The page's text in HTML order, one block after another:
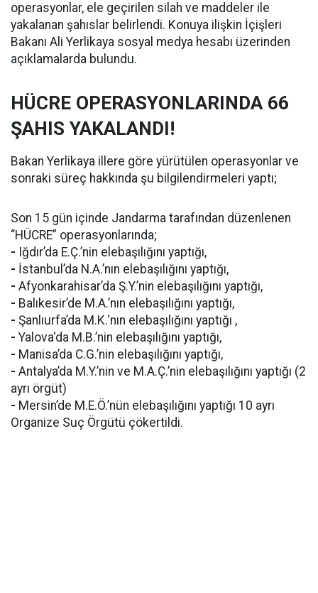
operasyonlar, ele geçirilen silah ve maddeler ile
yakalanan şahıslar belirlendi. Konuya ilişkin İçişleri
Bakanı Ali Yerlikaya sosyal medya hesabı üzerinden
açıklamalarda bulundu.
HÜCRE OPERASYONLARINDA 66
ŞAHIS YAKALANDI!
Bakan Yerlikaya illere göre yürütülen operasyonlar ve
sonraki süreç hakkında şu bilgilendirmeleri yaptı;
Son 15 gün içinde Jandarma tarafından düzenlenen
“HÜCRE” operasyonlarında;
- Iğdır’da E.Ç.’nin elebaşılığını yaptığı,
- İstanbul’da N.A.’nın elebaşılığını yaptığı,
- Afyonkarahisar’da Ş.Y.’nin elebaşılığını yaptığı,
- Balıkesir’de M.A.’nın elebaşılığını yaptığı,
- Şanlıurfa’da M.K.‘nın elebaşılığını yaptığı ,
- Yalova‘da M.B.’nin elebaşılığını yaptığı,
- Manisa’da C.G.’nin elebaşılığını yaptığı,
- Antalya’da M.Y.’nin ve M.A.Ç.’nin elebaşılığını yaptığı (2
ayrı örgüt)
- Mersin’de M.E.Ö.’nün elebaşılığını yaptığı 10 ayrı
Organize Suç Örgütü çökertildi.